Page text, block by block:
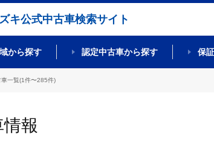
キ公式中古車検索サイト
から探す 認定中古車から探す 保
一覧(1件〜285件)
報